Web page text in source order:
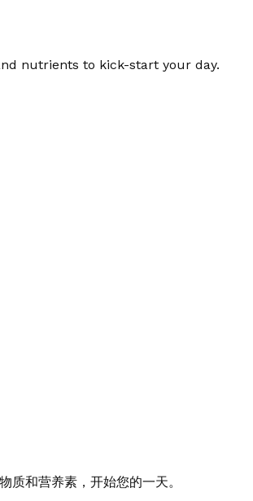
nutrients to kick-start your day.
质和营养素，开始您的一天。